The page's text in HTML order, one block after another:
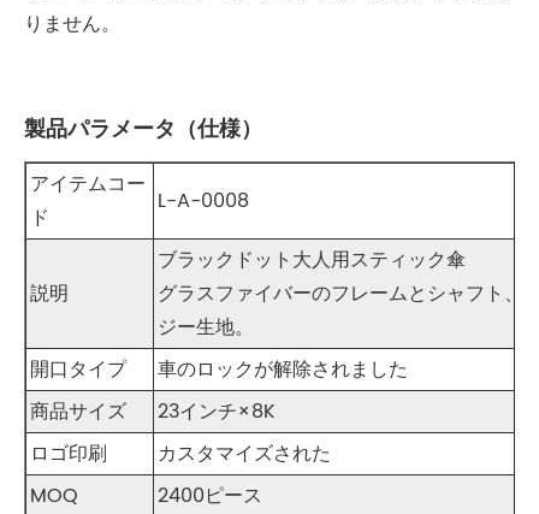
りません。
製品パラメータ（仕様）
アイテムコー
ド
L-A-0008
説明
ブラックドット大人用スティック傘
グラスファイバーのフレームとシャフト、
ジー生地。
開口タイプ
車のロックが解除されました
商品サイズ
23インチ×8K
ロゴ印刷
カスタマイズされた
MOQ
2400ピース